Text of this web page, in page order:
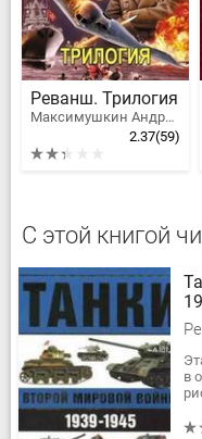
Реванш. Трилогия
Максимушкин Андрей Владимирович
2.37(59)
С этой книгой
в